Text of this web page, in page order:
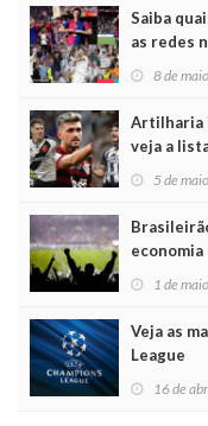
Saiba
as redes
8 de
Artilharia
veja a
5 de
1 de
Veja as
League
16 de